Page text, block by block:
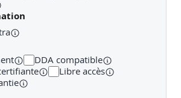
pas abondamment
respire
respire pasDDA compatible
Libre accès